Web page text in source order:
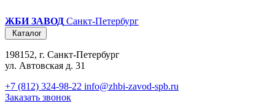
ЖБИ ЗАВОД Санкт-Петербург
Каталог
198152, г. Санкт-Петербург
ул. Автовская д. 31
+7 (812) 324-98-22 info@zhbi-zavod-spb.ru
Заказать звонок